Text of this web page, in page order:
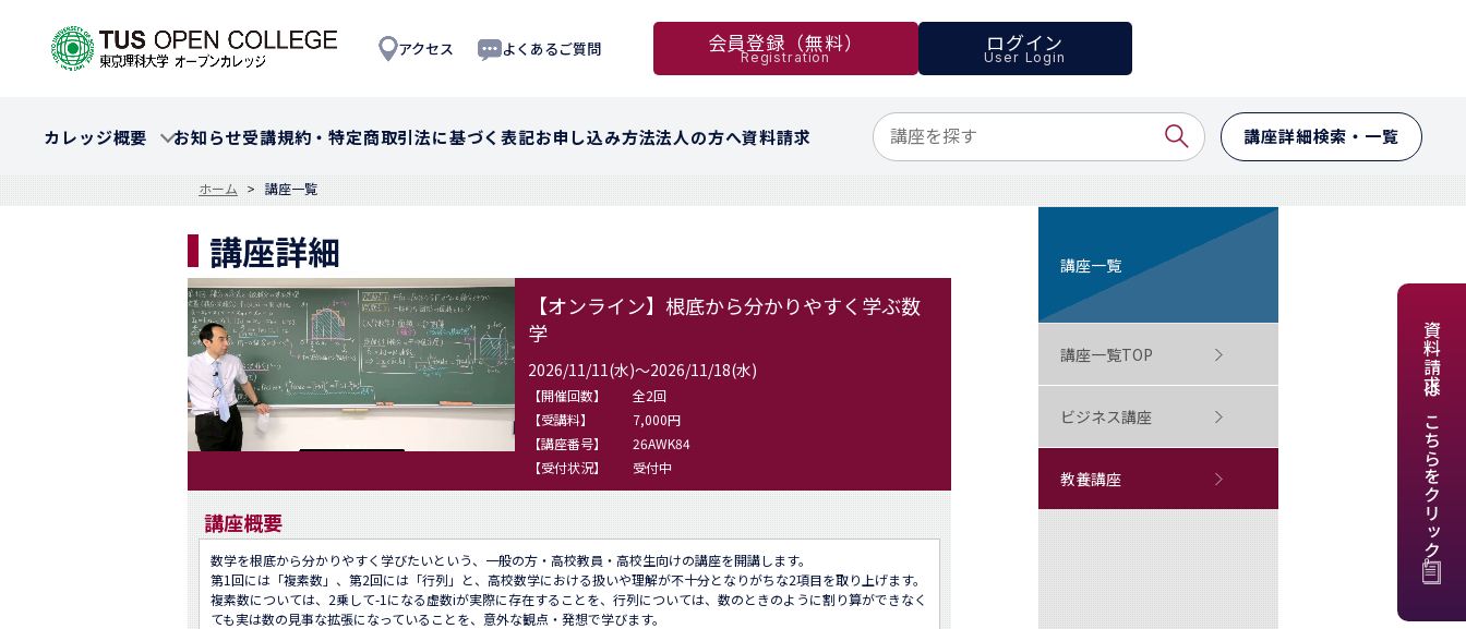
アクセス よくあるご質問 会員登録（無料）
Registration
ログイン
User Login
カレッジ概要 お知らせ受講規約・特定商取引法に基づく表記お申し込み方法法人の方へ資料請求 講座詳細検索・一覧
資料請求はこちらをクリック
ホーム 講座一覧
講座詳細
【オンライン】根底から分かりやすく学ぶ数
学
2026/11/11(水)～2026/11/18(水)
【開催回数】
全2回
【受講料】
7,000円
【講座番号】
26AWK84
【受付状況】
受付中
講座概要
数学を根底から分かりやすく学びたいという、一般の方・高校教員・高校生向けの講座を開講します。
第1回には「複素数」、第2回には「行列」と、高校数学における扱いや理解が不十分となりがちな2項目を取り上げます。
複素数については、2乗して-1になる虚数iが実際に存在することを、行列については、数のときのように割り算ができなく
ても実は数の見事な拡張になっていることを、意外な観点・発想で学びます。
講座一覧
講座一覧TOP
ビジネス講座
教養講座